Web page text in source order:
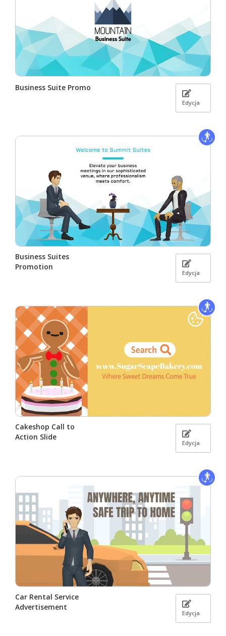
Business Suite Promo
Edycja
Business Suites
Promotion
Edycja
Cakeshop Call to
Action Slide
Edycja
Car Rental Service
Advertisement
Edycja